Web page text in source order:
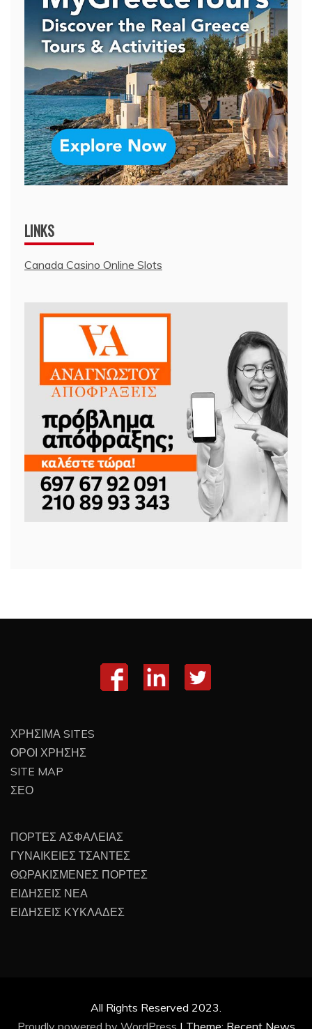
LINKS
Canada Casino Online Slots
ΧΡΗΣΙΜΑ SITES
ΟΡΟΙ ΧΡΗΣΗΣ
SITE MAP
ΣΕΟ
ΠΟΡΤΕΣ ΑΣΦΑΛΕΙΑΣ
ΓΥΝΑΙΚΕΙΕΣ ΤΣΑΝΤΕΣ
ΘΩΡΑΚΙΣΜΕΝΕΣ ΠΟΡΤΕΣ
ΕΙΔΗΣΕΙΣ ΝΕΑ
ΕΙΔΗΣΕΙΣ ΚΥΚΛΑΔΕΣ
All Rights Reserved 2023.